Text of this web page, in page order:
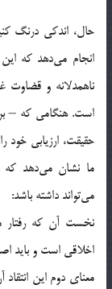
حال، اندکی درنگ
انجام می‌دهد که
ناهمدلانه و قضاوت
است. هنگامی که –
حقیقت، ارزیابی خود
ما نشان می‌دهد که
می‌تواند داشته باشد:
نخست آن که رفتار
اخلاقی است و باید
معنای دوم این